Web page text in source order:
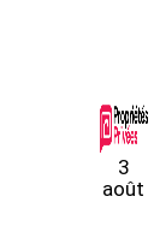
3
août